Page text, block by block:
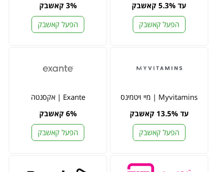
עד 5.3% קאשבק
הפעל קאשבק
3% קאשבק
הפעל קאשבק
Myvitamins | מיי ויטמינס
עד 13.5% קאשבק
הפעל קאשבק
Exante | אקסנטה
6% קאשבק
הפעל קאשבק